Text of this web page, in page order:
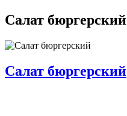
Салат бюргерский
Салат бюргерский